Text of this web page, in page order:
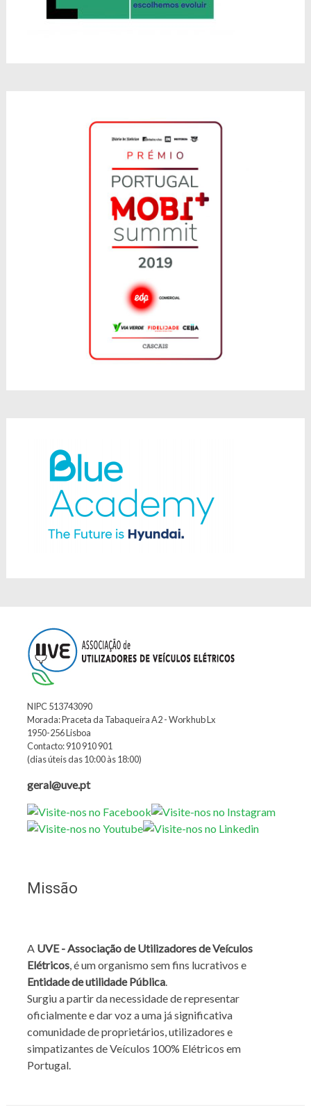
NIPC 513743090
Morada: Praceta da Tabaqueira A2 - Workhub Lx
1950-256 Lisboa
Contacto: 910 910 901
(dias úteis das 10:00 às 18:00)
geral@uve.pt
Missão
A UVE - Associação de Utilizadores de Veículos
Elétricos, é um organismo sem fins lucrativos e
Entidade de utilidade Pública.
Surgiu a partir da necessidade de representar
oficialmente e dar voz a uma já significativa
comunidade de proprietários, utilizadores e
simpatizantes de Veículos 100% Elétricos em
Portugal.